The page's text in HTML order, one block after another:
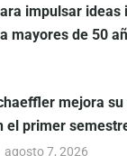
impulsar
mayores de 50
mejora
el primer
agosto 7, 2026